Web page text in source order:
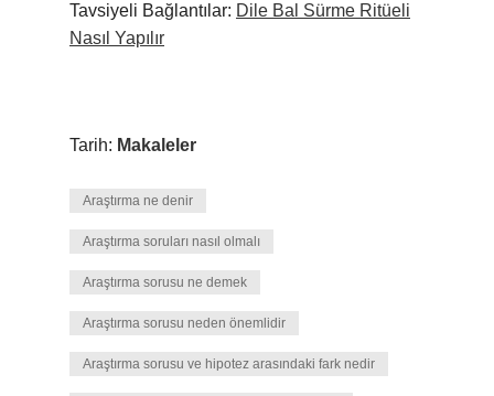
Tavsiyeli Bağlantılar: Dile Bal Sürme Ritüeli
Nasıl Yapılır
Tarih: Makaleler
Araştırma ne denir
Araştırma soruları nasıl olmalı
Araştırma sorusu ne demek
Araştırma sorusu neden önemlidir
Araştırma sorusu ve hipotez arasındaki fark nedir